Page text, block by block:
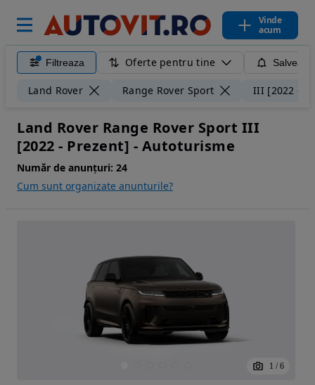
Vinde
acum
Filtreaza Oferte pentru tine
Land Rover Range Rover Sport III [2022 -
Land Rover Range Rover Sport III
[2022 - Prezent] - Autoturisme
Număr de anunțuri: 24
Cum sunt organizate anunturile?
1 / 6